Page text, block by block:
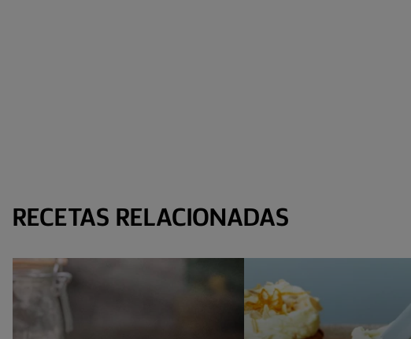
RECETAS RELACIONADAS